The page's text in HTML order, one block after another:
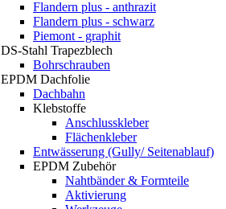
Flandern plus - anthrazit
Flandern plus - schwarz
Piemont - graphit
DS-Stahl Trapezblech
Bohrschrauben
EPDM Dachfolie
Dachbahn
Klebstoffe
Anschlusskleber
Flächenkleber
Entwässerung (Gully/ Seitenablauf)
EPDM Zubehör
Nahtbänder & Formteile
Aktivierung